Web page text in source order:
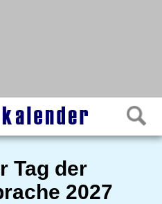
Tag der
2027